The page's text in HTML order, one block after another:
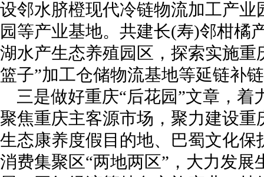
设邻水脐橙现代冷链物流加工产
园等产业基地。共建长(寿)邻柑橘
湖水产生态养殖园区，探索实施重
篮子”加工仓储物流基地等延链补
三是做好重庆“后花园”文章，
聚焦重庆主客源市场，聚力建设
生态康养度假目的地、巴蜀文化
消费集聚区“两地两区”，大力发